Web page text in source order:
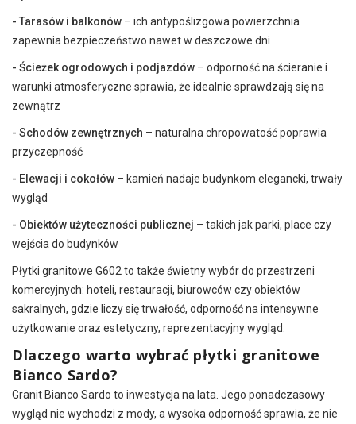
- Tarasów i balkonów – ich antypoślizgowa powierzchnia
zapewnia bezpieczeństwo nawet w deszczowe dni
- Ścieżek ogrodowych i podjazdów – odporność na ścieranie i
warunki atmosferyczne sprawia, że idealnie sprawdzają się na
zewnątrz
- Schodów zewnętrznych – naturalna chropowatość poprawia
przyczepność
- Elewacji i cokołów – kamień nadaje budynkom elegancki, trwały
wygląd
- Obiektów użyteczności publicznej – takich jak parki, place czy
wejścia do budynków
Płytki granitowe G602 to także świetny wybór do przestrzeni
komercyjnych: hoteli, restauracji, biurowców czy obiektów
sakralnych, gdzie liczy się trwałość, odporność na intensywne
użytkowanie oraz estetyczny, reprezentacyjny wygląd.
Dlaczego warto wybrać płytki granitowe
Bianco Sardo?
Granit Bianco Sardo to inwestycja na lata. Jego ponadczasowy
wygląd nie wychodzi z mody, a wysoka odporność sprawia, że nie